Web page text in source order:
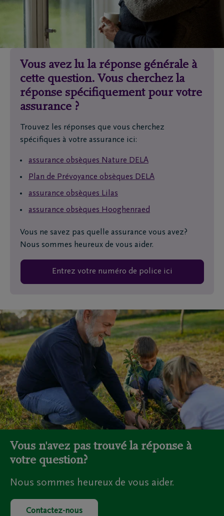
Vous avez lu la réponse générale à
cette question. Vous cherchez la
réponse spécifiquement pour votre
assurance ?
Trouvez les réponses que vous cherchez
spécifiques à votre assurance ici:
assurance obsèques Nature DELA
Plan de Prévoyance obsèques DELA
assurance obsèques Lilas
assurance obsèques Hooghenraed
Vous ne savez pas quelle assurance vous avez?
Nous sommes heureux de vous aider.
Entrez votre numéro de police ici
Vous n'avez pas trouvé la réponse à
votre question?
Nous sommes heureux de vous aider.
Contactez-nous